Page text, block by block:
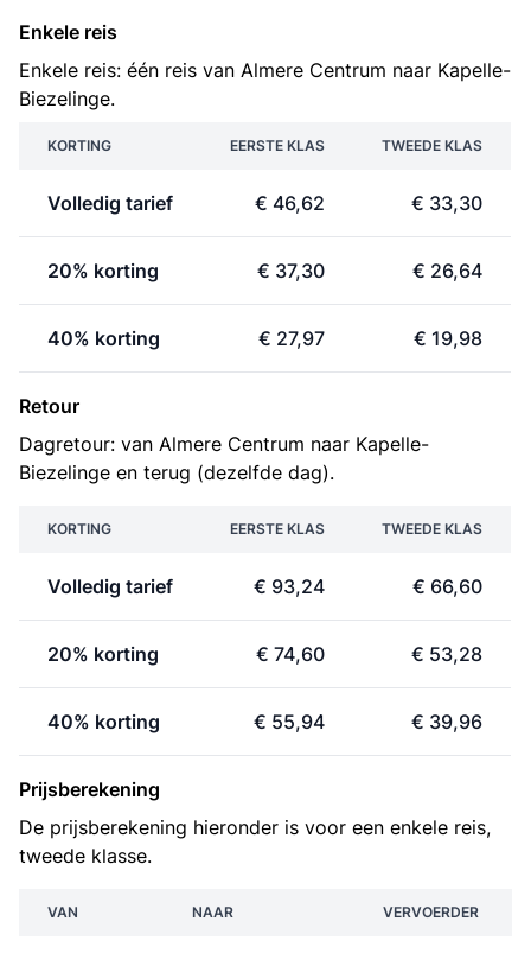
Enkele reis
Enkele reis: één reis van Almere Centrum naar Kapelle-
Biezelinge.
KORTING EERSTE KLAS TWEEDE KLAS
Volledig tarief € 46,62 € 33,30
20% korting € 37,30 € 26,64
40% korting € 27,97 € 19,98
Retour
Dagretour: van Almere Centrum naar Kapelle-
Biezelinge en terug (dezelfde dag).
KORTING EERSTE KLAS TWEEDE KLAS
Volledig tarief € 93,24 € 66,60
20% korting € 74,60 € 53,28
40% korting € 55,94 € 39,96
Prijsberekening
De prijsberekening hieronder is voor een enkele reis,
tweede klasse.
VAN NAAR VERVOERDER